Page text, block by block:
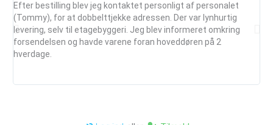
Efter bestilling blev jeg kontaktet personligt af personalet
(Tommy), for at dobbelttjekke adressen. Der var lynhurtig
levering, selv til etagebyggeri. Jeg blev informeret omkring
forsendelsen og havde varene foran hoveddøren på 2
hverdage.